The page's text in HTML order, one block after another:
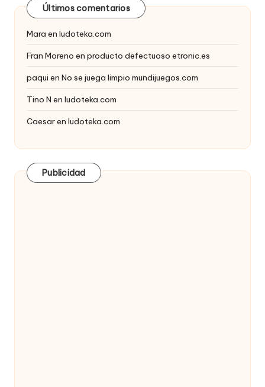
Últimos comentarios
Mara en ludoteka.com
Fran Moreno en producto defectuoso etronic.es
paqui en No se juega limpio mundijuegos.com
Tino N en ludoteka.com
Caesaren ludoteka.com
Publicidad